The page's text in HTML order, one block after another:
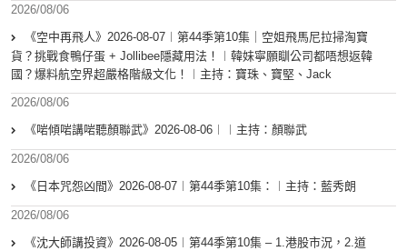
2026/08/06
《空中再飛人》2026-08-07︱第44季第10集｜空姐飛馬尼拉掃淘寶
貨？挑戰食鴨仔蛋 + Jollibee隱藏用法！︱韓妹寧願瞓公司都唔想返韓
國？爆料航空界超嚴格階級文化！︱主持：寶珠、寶堅、Jack
2026/08/06
《啱傾啱講啱聽顏聯武》2026-08-06︱︱主持：顏聯武
2026/08/06
《日本咒怨凶間》2026-08-07︱第44季第10集：︱主持：藍秀朗
2026/08/06
《沈大師講投資》2026-08-05︱第44季第10集 – 1.港股市況，2.道